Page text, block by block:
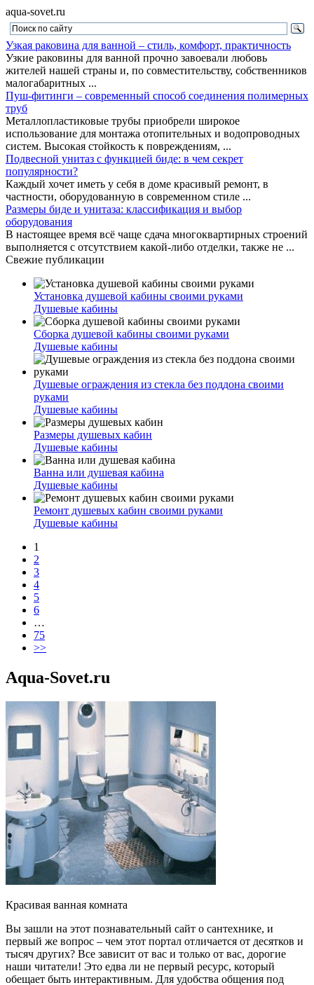
aqua-sovet.ru
Узкая раковина для ванной – стиль, комфорт, практичность
Узкие раковины для ванной прочно завоевали любовь
жителей нашей страны и, по совместительству, собственников
малогабаритных ...
Пуш-фитинги – современный способ соединения полимерных
труб
Металлопластиковые трубы приобрели широкое
использование для монтажа отопительных и водопроводных
систем. Высокая стойкость к повреждениям, ...
Подвесной унитаз с функцией биде: в чем секрет
популярности?
Каждый хочет иметь у себя в доме красивый ремонт, в
частности, оборудованную в современном стиле ...
Размеры биде и унитаза: классификация и выбор
оборудования
В настоящее время всё чаще сдача многоквартирных строений
выполняется с отсутствием какой-либо отделки, также не ...
Свежие публикации
Установка душевой кабины своими руками
Душевые кабины
Сборка душевой кабины своими руками
Душевые кабины
Душевые ограждения из стекла без поддона своими
руками
Душевые кабины
Размеры душевых кабин
Душевые кабины
Ванна или душевая кабина
Душевые кабины
Ремонт душевых кабин своими руками
Душевые кабины
1
2
3
4
5
6
…
75
>>
Aqua-Sovet.ru
Красивая ванная комната
Вы зашли на этот познавательный сайт о сантехнике, и
первый же вопрос – чем этот портал отличается от десятков и
тысяч других? Все зависит от вас и только от вас, дорогие
наши читатели! Это едва ли не первый ресурс, который
обещает быть интерактивным. Для удобства общения под